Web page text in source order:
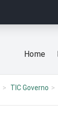
Home
TIC Governo